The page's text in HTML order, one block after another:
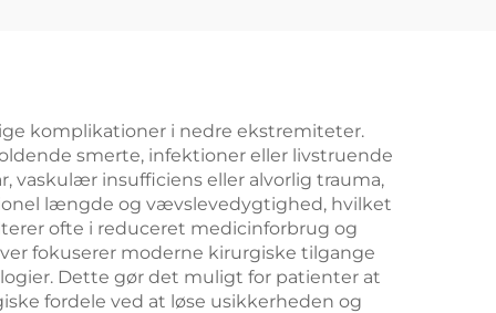
komplikationer i nedre ekstremiteter.
smerte, infektioner eller livstruende
vaskulær insufficiens eller alvorlig trauma,
længde og vævslevedygtighed, hvilket
ofte i reduceret medicinforbrug og
fokuserer moderne kirurgiske tilgange
Dette gør det muligt for patienter at
fordele ved at løse usikkerheden og